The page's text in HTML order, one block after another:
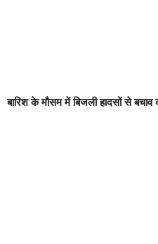
बारिश के मौसम में बिजली हादसों से